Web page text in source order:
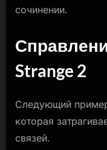
сочинении.
Strange 2
Следующий
которая
связей.